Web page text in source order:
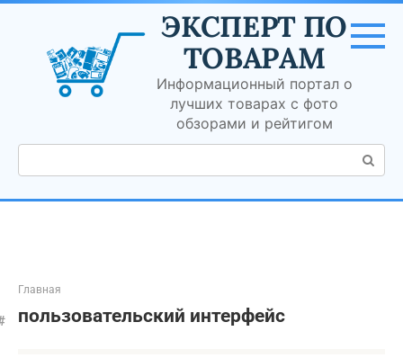
Перейти
контенту
ЭКСПЕРТ ПО
ТОВАРАМ
Информационный портал о
лучших товарах с фото
обзорами и рейтигом
Поиск:
Главная
пользовательский интерфейс